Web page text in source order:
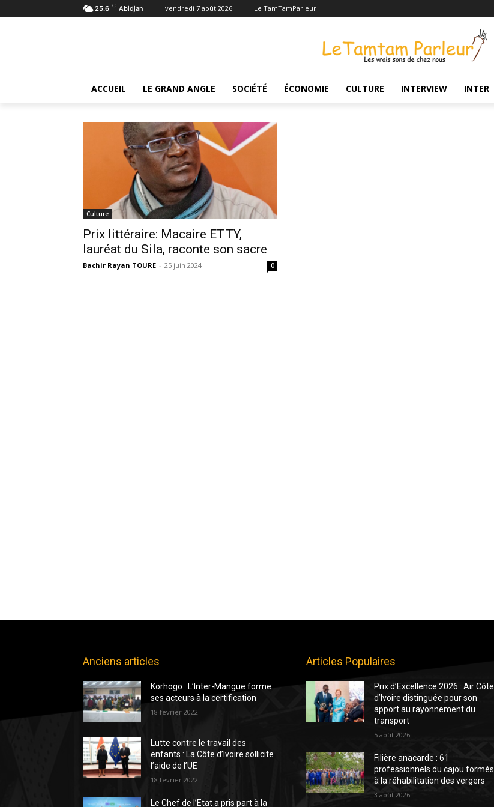
25.6 C Abidjan vendredi 7 août 2026 Le TamTamParleur
ACCUEIL LE GRAND ANGLE SOCIÉTÉ ÉCONOMIE CULTURE INTERVIEW INTER
Tags Prix littéraire
Culture
Prix littéraire: Macaire ETTY,
lauréat du Sila, raconte son sacre
Bachir Rayan TOURE - 25 juin 2024 0
Anciens articles
Korhogo : L’Inter-Mangue forme
ses acteurs à la certification
18 février 2022
Lutte contre le travail des
enfants : La Côte d’Ivoire sollicite
l’aide de l’UE
18 février 2022
Le Chef de l’Etat a pris part à la
Articles Populaires
Prix d’Excellence 2026 : Air Côte
d’Ivoire distinguée pour son
apport au rayonnement du
transport
5 août 2026
Filière anacarde : 61
professionnels du cajou formés
à la réhabilitation des vergers
3 août 2026